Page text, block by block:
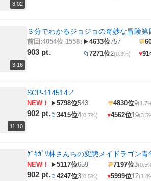
8:02
3:16
３分でわかるジョジョの奇妙な冒険
前回:4054位 1558↓
903 pt.
▶4633位757 💬
📁 7271位2(0.3%) ♥
11:10
SCP-114514↗
NEW！
902 pt.
▶5798位543 💬4830位9
📁 3415位4(0.7%) ♥4562位19
ｹﾞｷｶﾞﾘ林さんちの変態メイドラゴン青
NEW！
902 pt.
▶5117位659 💬7197位3
📁 4247位3(0.5%) ♥5999位12